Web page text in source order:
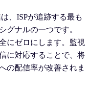
、ISPが追跡する最も
グナルの一つです。
にゼロにします。監視
に対応することで、将
の配信率が改善されま